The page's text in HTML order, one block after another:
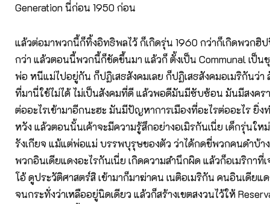
Generation นี่ก่อน 1950 ก่อน
แล้วต่อมาพวกนี้ก็ทิ้งอิทธิพลไว้ ก็เกิดรุ่น 1960 กว่าก็เกิดพวก
กว่า แล้วตอนนี้พวกนี้ก็ชัดขึ้นมา แล้วก็ ตั้งเป็น Communal เป็
พ่อ หนีแม่ไปอยู่กัน ก็ปฏิเสธสังคมเลย ก็ปฏิเสธสังคมอเมริกันว่า
ที่มานี่ใช้ไม่ได้ ไม่เป็นสังคมที่ดี แล้วพอดีมันมีซับซ้อน มันมีสงคร
ต่ออะไรเข้ามาอีกนะฮะ มันมีปัญหาการเมืองที่อะไรต่ออะไร ยิ่
หวัง แล้วตอนนั้นเค้าจะมีความรู้สึกอย่างอเมิรกันเนี่ย เด็กรุ่นให
รังเกียจ แม้แต่พ่อแม่ บรรพบุรุษของตัว ว่าได้กดขี่พวกคนดำบ้า
พวกอินเดียแดงอะไรกันเนี่ย เกิดความสำนึกผิด แล้วก็อเมริกาที่
โอ้ ดูประวัติศาสตร์สิ เข้ามาก็มาฆ่าคน เนติอเมริกัน คนอินเดียแด
จนกระทั่งว่าเหลืออยู่นิดเดียว แล้วก็สร้างเขตสงวนไว้ให้